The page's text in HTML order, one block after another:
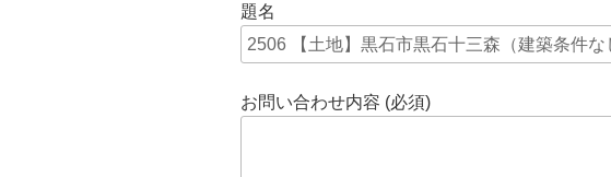
題名
お問い合わせ内容 (必須)